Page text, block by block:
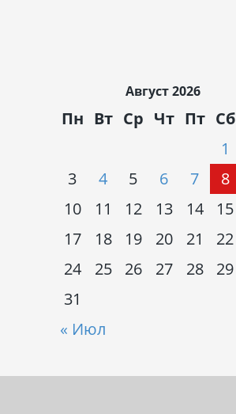
Август 2026
Пн Вт Ср Чт Пт Сб
« Июл
1
3
4 5 6 7 8
10
11 12 13 14 15
17
18 19 20 21 22
24
25 26 27 28 29
31